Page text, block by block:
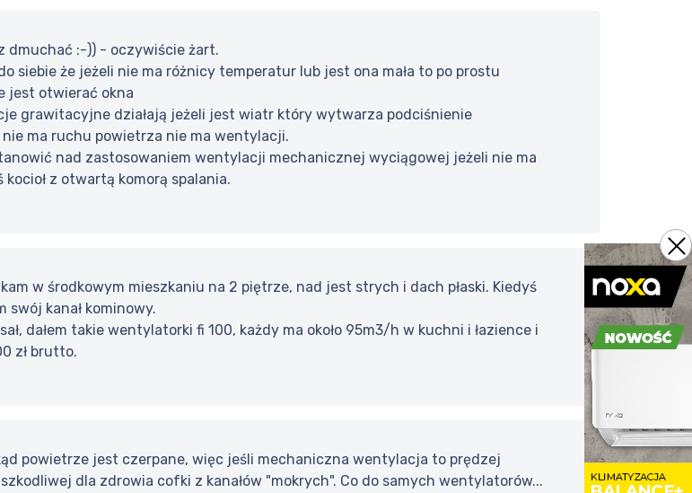
dmuchać :-)) - oczywiście żart.
siebie że jeżeli nie ma różnicy temperatur lub jest ona mała to po prostu
jest otwierać okna
grawitacyjne działają jeżeli jest wiatr który wytwarza podciśnienie
ma ruchu powietrza nie ma wentylacji.
nad zastosowaniem wentylacji mechanicznej wyciągowej jeżeli nie ma
z otwartą komorą spalania.
w środkowym mieszkaniu na 2 piętrze, nad jest strych i dach płaski. Kiedyś
swój kanał kominowy.
dałem takie wentylatorki fi 100, każdy ma około 95m3/h w kuchni i łazience i
zł brutto.
powietrze jest czerpane, więc jeśli mechaniczna wentylacja to prędzej
dla zdrowia cofki z kanałów "mokrych". Co do samych wentylatorów...